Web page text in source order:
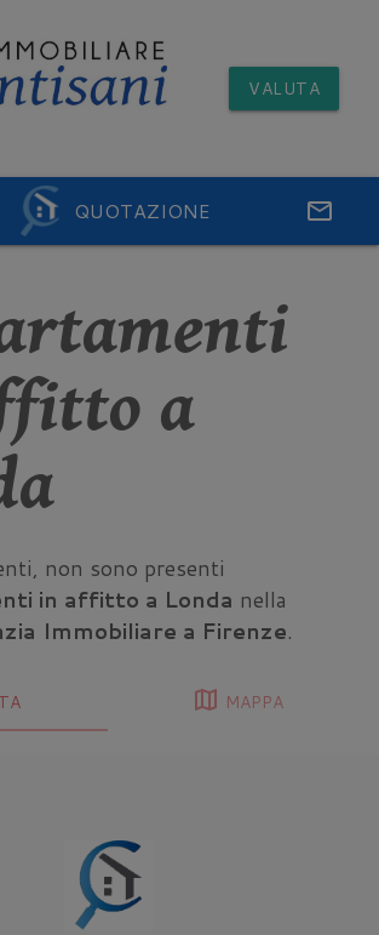
VALUTA
QUOTAZIONE email
a
non sono presenti
in affitto a Londa nella
Immobiliare a Firenze.
map MAPPA